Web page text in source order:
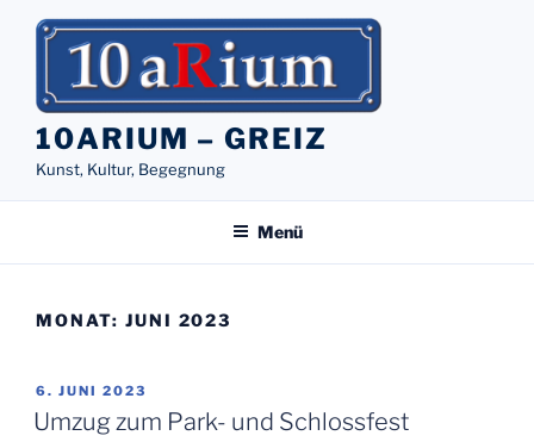
Inhalt
10ARIUM – GREIZ
Kunst, Kultur, Begegnung
Menü
MONAT: JUNI 2023
VERÖFFENTLICHT
AM
6. JUNI 2023
Umzug zum Park- und Schlossfest